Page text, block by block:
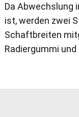
Da Abwechslung
ist, werden zwei
Schaftbreiten
Radiergummi